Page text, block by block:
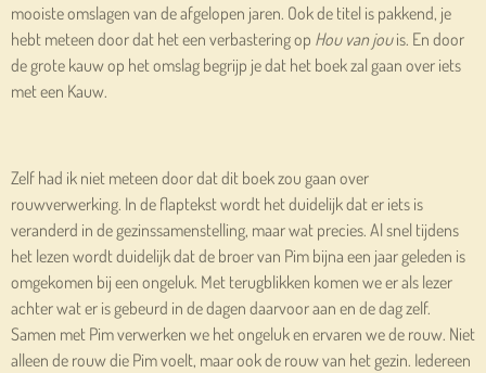
mooiste omslagen van de afgelopen jaren. Ook de titel is pakkend, je
hebt meteen door dat het een verbastering op Hou van jouis. En door
de grote kauw op het omslag begrijp je dat het boek zal gaan over iets
met een Kauw.
Zelf had ik niet meteen door dat dit boek zou gaan over
rouwverwerking. In de flaptekst wordt het duidelijk dat er iets is
veranderd in de gezinssamenstelling, maar wat precies. Al snel tijdens
het lezen wordt duidelijk dat de broer van Pim bijna een jaar geleden is
omgekomen bij een ongeluk. Met terugblikken komen we er als lezer
achter wat er is gebeurd in de dagen daarvoor aan en de dag zelf.
Samen met Pim verwerken we het ongeluk en ervaren we de rouw. Niet
alleen de rouw die Pim voelt, maar ook de rouw van het gezin. Iedereen